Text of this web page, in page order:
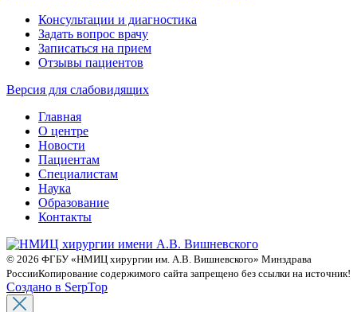
Консультации и диагностика
Задать вопрос врачу
Записаться на прием
Отзывы пациентов
Версия для слабовидящих
Главная
О центре
Новости
Пациентам
Специалистам
Наука
Образование
Контакты
© 2026 ФГБУ «НМИЦ хирургии им. А.В. Вишневского» Минздрава
РоссииКопирование содержимого сайта запрещено без ссылки на источник!
Создано в SerpTop